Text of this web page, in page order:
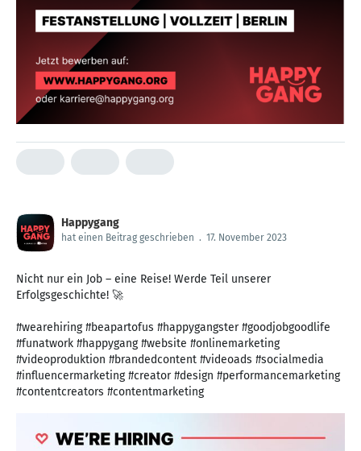
Happygang
hat einen Beitrag geschrieben . 17. November 2023
Nicht nur ein Job – eine Reise! Werde Teil unserer
Erfolgsgeschichte! 🚀
#wearehiring #beapartofus #happygangster #goodjobgoodlife
#funatwork #happygang #website #onlinemarketing
#videoproduktion #brandedcontent #videoads #socialmedia
#influencermarketing #creator #design #performancemarketing
#contentcreators #contentmarketing